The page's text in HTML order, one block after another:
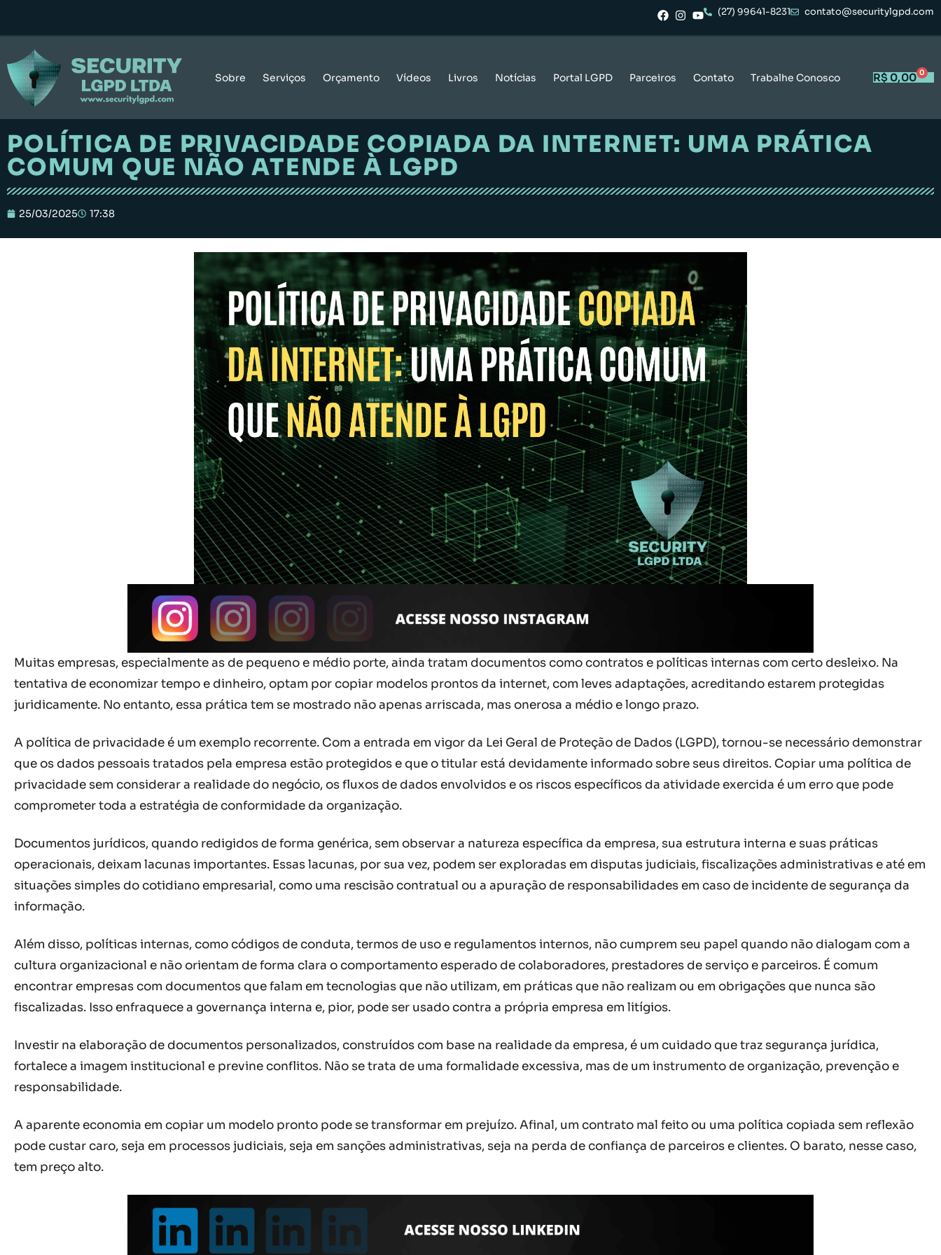
(27) 99641-8231 contato@securitylgpd.com
Sobre Serviços Orçamento Vídeos Livros Notícias Portal LGPD Parceiros Contato Trabalhe Conosco R$ 0,00 0
POLÍTICA DE PRIVACIDADE COPIADA DA INTERNET: UMA PRÁTICA
COMUM QUE NÃO ATENDE À LGPD
25/03/2025 17:38
Muitas empresas, especialmente as de pequeno e médio porte, ainda tratam documentos como contratos e políticas internas com certo desleixo. Na
tentativa de economizar tempo e dinheiro, optam por copiar modelos prontos da internet, com leves adaptações, acreditando estarem protegidas
juridicamente. No entanto, essa prática tem se mostrado não apenas arriscada, mas onerosa a médio e longo prazo.
A política de privacidade é um exemplo recorrente. Com a entrada em vigor da Lei Geral de Proteção de Dados (LGPD), tornou-se necessário demonstrar
que os dados pessoais tratados pela empresa estão protegidos e que o titular está devidamente informado sobre seus direitos. Copiar uma política de
privacidade sem considerar a realidade do negócio, os fluxos de dados envolvidos e os riscos específicos da atividade exercida é um erro que pode
comprometer toda a estratégia de conformidade da organização.
Documentos jurídicos, quando redigidos de forma genérica, sem observar a natureza específica da empresa, sua estrutura interna e suas práticas
operacionais, deixam lacunas importantes. Essas lacunas, por sua vez, podem ser exploradas em disputas judiciais, fiscalizações administrativas e até em
situações simples do cotidiano empresarial, como uma rescisão contratual ou a apuração de responsabilidades em caso de incidente de segurança da
informação.
Além disso, políticas internas, como códigos de conduta, termos de uso e regulamentos internos, não cumprem seu papel quando não dialogam com a
cultura organizacional e não orientam de forma clara o comportamento esperado de colaboradores, prestadores de serviço e parceiros. É comum
encontrar empresas com documentos que falam em tecnologias que não utilizam, em práticas que não realizam ou em obrigações que nunca são
fiscalizadas. Isso enfraquece a governança interna e, pior, pode ser usado contra a própria empresa em litígios.
Investir na elaboração de documentos personalizados, construídos com base na realidade da empresa, é um cuidado que traz segurança jurídica,
fortalece a imagem institucional e previne conflitos. Não se trata de uma formalidade excessiva, mas de um instrumento de organização, prevenção e
responsabilidade.
A aparente economia em copiar um modelo pronto pode se transformar em prejuízo. Afinal, um contrato mal feito ou uma política copiada sem reflexão
pode custar caro, seja em processos judiciais, seja em sanções administrativas, seja na perda de confiança de parceiros e clientes. O barato, nesse caso,
tem preço alto.